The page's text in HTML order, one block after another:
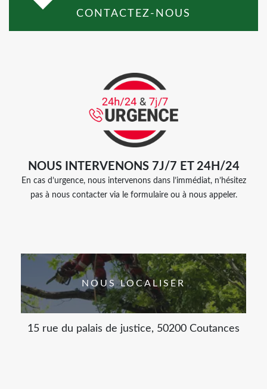
CONTACTEZ-NOUS
NOUS INTERVENONS 7J/7 ET 24H/24
En cas d’urgence, nous intervenons dans l’immédiat, n’hésitez
pas à nous contacter via le formulaire ou à nous appeler.
NOUS LOCALISER
15 rue du palais de justice, 50200 Coutances